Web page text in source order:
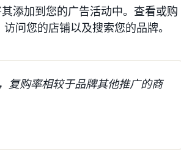
添加到您的广告活动中。查看或购
问您的店铺以及搜索您的品牌。
复购率相较于品牌其他推广的商